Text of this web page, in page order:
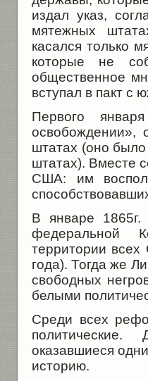
издал указ,
мятежных
касался только
которые не
общественное
вступал в пакт
Первого
освобождении»,
штатах (оно
штатах). Вместе
США: им
В январе
федеральной
территории
года). Тогда же
свободных
белыми
Среди всех
оказавшиеся
историю.